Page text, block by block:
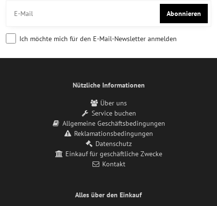
Abonnieren
Ich möchte mich für den E-Mail-Newsletter anmelden
Nützliche Informationen
Über uns
Service buchen
Allgemeine Geschäftsbedingungen
Reklamationsbedingungen
Datenschutz
Einkauf für geschäftliche Zwecke
Kontakt
Alles über den Einkauf